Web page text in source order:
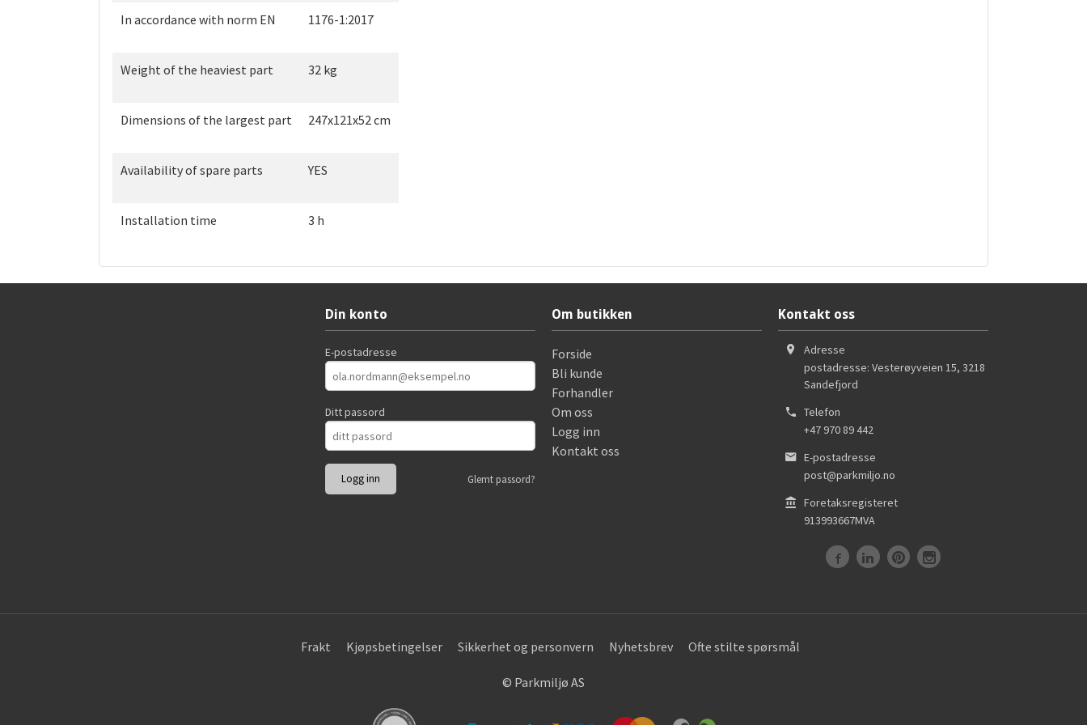
In accordance with norm EN 1176-1:2017
Weight of the heaviest part 32 kg
Dimensions of the largest part 247x121x52 cm
Availability of spare parts YES
Installation time 3 h
Din konto
E-postadresse
Ditt passord
Glemt passord?
Om butikken
Forside
Bli kunde
Forhandler
Om oss
Logg inn
Kontakt oss
Kontakt oss
Adresse
postadresse: Vesterøyveien 15, 3218
Sandefjord
Telefon
+47 970 89 442
E-postadresse
post@parkmiljo.no
Foretaksregisteret
913993667MVA
Frakt Kjøpsbetingelser Sikkerhet og personvern Nyhetsbrev Ofte stilte spørsmål
© Parkmiljø AS